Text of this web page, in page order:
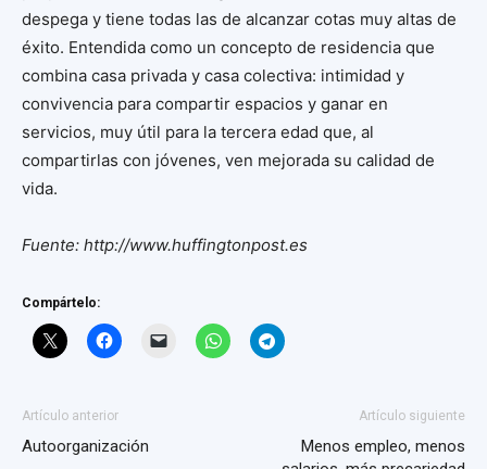
despega y tiene todas las de alcanzar cotas muy altas de
éxito. Entendida como un concepto de residencia que
combina casa privada y casa colectiva: intimidad y
convivencia para compartir espacios y ganar en
servicios, muy útil para la tercera edad que, al
compartirlas con jóvenes, ven mejorada su calidad de
vida.
Fuente: http://www.huffingtonpost.es
Compártelo:
Artículo anterior
Autoorganización
Artículo siguiente
Menos empleo, menos